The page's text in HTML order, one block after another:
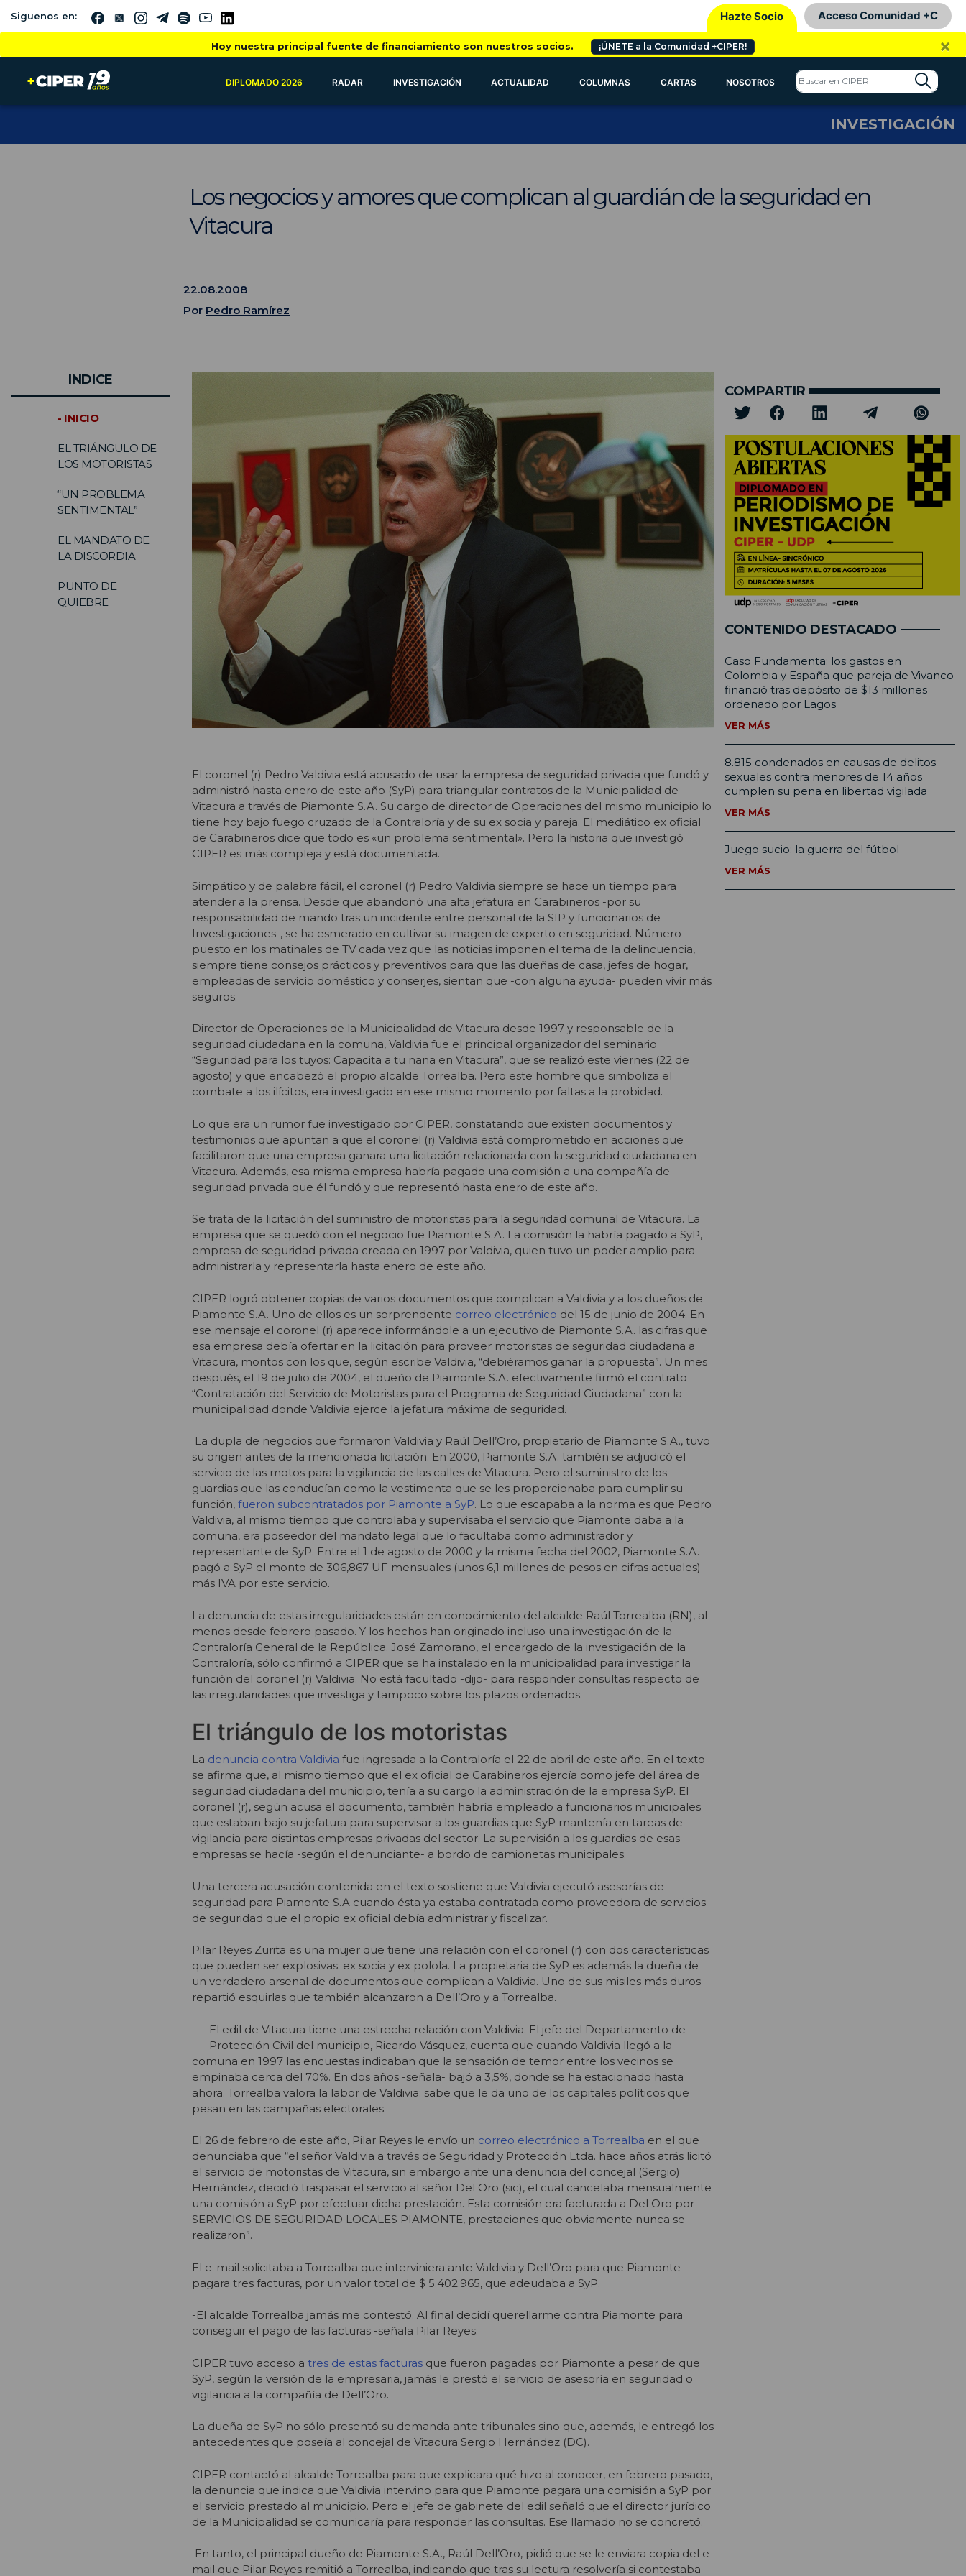
Siguenos en: Hazte Socio Acceso Comunidad +C
Hoy nuestra principal fuente de financiamiento son nuestros socios. ¡ÚNETE a la Comunidad +CIPER! ×
DIPLOMADO 2026 RADAR INVESTIGACIÓN ACTUALIDAD COLUMNAS CARTAS NOSOTROS
INVESTIGACIÓN
Los negocios y amores que complican al guardián de la seguridad en
Vitacura
22.08.2008
Por Pedro Ramírez
INDICE
- INICIO
EL TRIÁNGULO DE
LOS MOTORISTAS
“UN PROBLEMA
SENTIMENTAL”
EL MANDATO DE
LA DISCORDIA
PUNTO DE
QUIEBRE
El coronel (r) Pedro Valdivia está acusado de usar la empresa de seguridad privada que fundó y
administró hasta enero de este año (SyP) para triangular contratos de la Municipalidad de
Vitacura a través de Piamonte S.A. Su cargo de director de Operaciones del mismo municipio lo
tiene hoy bajo fuego cruzado de la Contraloría y de su ex socia y pareja. El mediático ex oficial
de Carabineros dice que todo es «un problema sentimental». Pero la historia que investigó
CIPER es más compleja y está documentada.
Simpático y de palabra fácil, el coronel (r) Pedro Valdivia siempre se hace un tiempo para
atender a la prensa. Desde que abandonó una alta jefatura en Carabineros -por su
responsabilidad de mando tras un incidente entre personal de la SIP y funcionarios de
Investigaciones-, se ha esmerado en cultivar su imagen de experto en seguridad. Número
puesto en los matinales de TV cada vez que las noticias imponen el tema de la delincuencia,
siempre tiene consejos prácticos y preventivos para que las dueñas de casa, jefes de hogar,
empleadas de servicio doméstico y conserjes, sientan que -con alguna ayuda- pueden vivir más
seguros.
Director de Operaciones de la Municipalidad de Vitacura desde 1997 y responsable de la
seguridad ciudadana en la comuna, Valdivia fue el principal organizador del seminario
“Seguridad para los tuyos: Capacita a tu nana en Vitacura”, que se realizó este viernes (22 de
agosto) y que encabezó el propio alcalde Torrealba. Pero este hombre que simboliza el
combate a los ilícitos, era investigado en ese mismo momento por faltas a la probidad.
Lo que era un rumor fue investigado por CIPER, constatando que existen documentos y
testimonios que apuntan a que el coronel (r) Valdivia está comprometido en acciones que
facilitaron que una empresa ganara una licitación relacionada con la seguridad ciudadana en
Vitacura. Además, esa misma empresa habría pagado una comisión a una compañía de
seguridad privada que él fundó y que representó hasta enero de este año.
Se trata de la licitación del suministro de motoristas para la seguridad comunal de Vitacura. La
empresa que se quedó con el negocio fue Piamonte S.A. La comisión la habría pagado a SyP,
empresa de seguridad privada creada en 1997 por Valdivia, quien tuvo un poder amplio para
administrarla y representarla hasta enero de este año.
CIPER logró obtener copias de varios documentos que complican a Valdivia y a los dueños de
Piamonte S.A. Uno de ellos es un sorprendente correo electrónico del 15 de junio de 2004. En
ese mensaje el coronel (r) aparece informándole a un ejecutivo de Piamonte S.A. las cifras que
esa empresa debía ofertar en la licitación para proveer motoristas de seguridad ciudadana a
Vitacura, montos con los que, según escribe Valdivia, “debiéramos ganar la propuesta”. Un mes
después, el 19 de julio de 2004, el dueño de Piamonte S.A. efectivamente firmó el contrato
“Contratación del Servicio de Motoristas para el Programa de Seguridad Ciudadana” con la
municipalidad donde Valdivia ejerce la jefatura máxima de seguridad.
La dupla de negocios que formaron Valdivia y Raúl Dell’Oro, propietario de Piamonte S.A., tuvo
su origen antes de la mencionada licitación. En 2000, Piamonte S.A. también se adjudicó el
servicio de las motos para la vigilancia de las calles de Vitacura. Pero el suministro de los
guardias que las conducían como la vestimenta que se les proporcionaba para cumplir su
función, fueron subcontratados por Piamonte a SyP. Lo que escapaba a la norma es que Pedro
Valdivia, al mismo tiempo que controlaba y supervisaba el servicio que Piamonte daba a la
comuna, era poseedor del mandato legal que lo facultaba como administrador y
representante de SyP. Entre el 1 de agosto de 2000 y la misma fecha del 2002, Piamonte S.A.
pagó a SyP el monto de 306,867 UF mensuales (unos 6,1 millones de pesos en cifras actuales)
más IVA por este servicio.
La denuncia de estas irregularidades están en conocimiento del alcalde Raúl Torrealba (RN), al
menos desde febrero pasado. Y los hechos han originado incluso una investigación de la
Contraloría General de la República. José Zamorano, el encargado de la investigación de la
Contraloría, sólo confirmó a CIPER que se ha instalado en la municipalidad para investigar la
función del coronel (r) Valdivia. No está facultado -dijo- para responder consultas respecto de
las irregularidades que investiga y tampoco sobre los plazos ordenados.
El triángulo de los motoristas
La denuncia contra Valdivia fue ingresada a la Contraloría el 22 de abril de este año. En el texto
se afirma que, al mismo tiempo que el ex oficial de Carabineros ejercía como jefe del área de
seguridad ciudadana del municipio, tenía a su cargo la administración de la empresa SyP. El
coronel (r), según acusa el documento, también habría empleado a funcionarios municipales
que estaban bajo su jefatura para supervisar a los guardias que SyP mantenía en tareas de
vigilancia para distintas empresas privadas del sector. La supervisión a los guardias de esas
empresas se hacía -según el denunciante- a bordo de camionetas municipales.
Una tercera acusación contenida en el texto sostiene que Valdivia ejecutó asesorías de
seguridad para Piamonte S.A cuando ésta ya estaba contratada como proveedora de servicios
de seguridad que el propio ex oficial debía administrar y fiscalizar.
Pilar Reyes Zurita es una mujer que tiene una relación con el coronel (r) con dos características
que pueden ser explosivas: ex socia y ex polola. La propietaria de SyP es además la dueña de
un verdadero arsenal de documentos que complican a Valdivia. Uno de sus misiles más duros
repartió esquirlas que también alcanzaron a Dell’Oro y a Torrealba.
El edil de Vitacura tiene una estrecha relación con Valdivia. El jefe del Departamento de
Protección Civil del municipio, Ricardo Vásquez, cuenta que cuando Valdivia llegó a la
comuna en 1997 las encuestas indicaban que la sensación de temor entre los vecinos se
empinaba cerca del 70%. En dos años -señala- bajó a 3,5%, donde se ha estacionado hasta
ahora. Torrealba valora la labor de Valdivia: sabe que le da uno de los capitales políticos que
pesan en las campañas electorales.
El 26 de febrero de este año, Pilar Reyes le envío un correo electrónico a Torrealba en el que
denunciaba que “el señor Valdivia a través de Seguridad y Protección Ltda. hace años atrás licitó
el servicio de motoristas de Vitacura, sin embargo ante una denuncia del concejal (Sergio)
Hernández, decidió traspasar el servicio al señor Del Oro (sic), el cual cancelaba mensualmente
una comisión a SyP por efectuar dicha prestación. Esta comisión era facturada a Del Oro por
SERVICIOS DE SEGURIDAD LOCALES PIAMONTE, prestaciones que obviamente nunca se
realizaron”.
El e-mail solicitaba a Torrealba que interviniera ante Valdivia y Dell’Oro para que Piamonte
pagara tres facturas, por un valor total de $ 5.402.965, que adeudaba a SyP.
-El alcalde Torrealba jamás me contestó. Al final decidí querellarme contra Piamonte para
conseguir el pago de las facturas -señala Pilar Reyes.
CIPER tuvo acceso a tres de estas facturas que fueron pagadas por Piamonte a pesar de que
SyP, según la versión de la empresaria, jamás le prestó el servicio de asesoría en seguridad o
vigilancia a la compañía de Dell’Oro.
La dueña de SyP no sólo presentó su demanda ante tribunales sino que, además, le entregó los
antecedentes que poseía al concejal de Vitacura Sergio Hernández (DC).
CIPER contactó al alcalde Torrealba para que explicara qué hizo al conocer, en febrero pasado,
la denuncia que indica que Valdivia intervino para que Piamonte pagara una comisión a SyP por
el servicio prestado al municipio. Pero el jefe de gabinete del edil señaló que el director jurídico
de la Municipalidad se comunicaría para responder las consultas. Ese llamado no se concretó.
En tanto, el principal dueño de Piamonte S.A., Raúl Dell’Oro, pidió que se le enviara copia del e-
mail que Pilar Reyes remitió a Torrealba, indicando que tras su lectura resolvería si contestaba
COMPARTIR
CONTENIDO DESTACADO
Caso Fundamenta: los gastos en
Colombia y España que pareja de Vivanco
financió tras depósito de $13 millones
ordenado por Lagos
VER MÁS
8.815 condenados en causas de delitos
sexuales contra menores de 14 años
cumplen su pena en libertad vigilada
VER MÁS
Juego sucio: la guerra del fútbol
VER MÁS